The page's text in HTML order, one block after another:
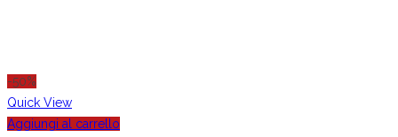
-50%
Quick View
Aggiungi al carrello